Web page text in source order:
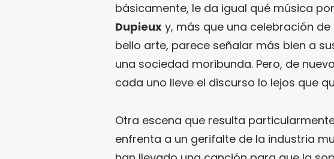
básicamente, le da igual qué música
Dupieux y, más que una celebración
bello arte, parece señalar más bien a
una sociedad moribunda. Pero, de
cada uno lleve el discurso lo lejos que
Otra escena que resulta
enfrenta a un gerifalte de la industria